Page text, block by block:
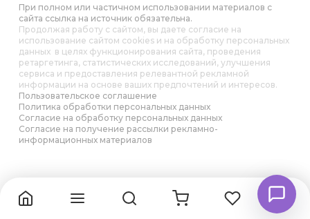
При полном или частичном использовании материалов с
сайта ссылка на источник обязательна.
Продолжая работу с сайтом, вы даете согласие на
использование сайтом cookies и на обработку персональных
данных в целях функционирования сайта, проведения
ретаргетинга, статистических исследований, улучшения
сервиса и предоставления релевантной рекламной
информации на основе ваших предпочтений и интересов.
Пользовательское соглашение
Политика обработки персональных данных
Согласие на обработку персональных данных
Согласие на получение рассылки рекламно-
информационных материалов